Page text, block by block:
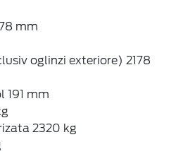
mm
oglinzi exteriore) 2178
191 mm
2320 kg